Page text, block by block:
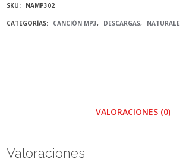
SKU: NAMP302
CATEGORÍAS: CANCIÓN MP3, DESCARGAS,
VALORACIONES (0)
Valoraciones